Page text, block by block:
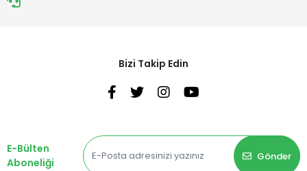
Bizi Takip Edin
E-Bülten
Aboneliği
Gönder